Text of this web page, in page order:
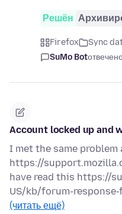
Решён
Firefox Sync
SuMo Bot
Account locked up and
I met the same problem
https://
have read this https://
US/kb/forum-
(читать ещё)